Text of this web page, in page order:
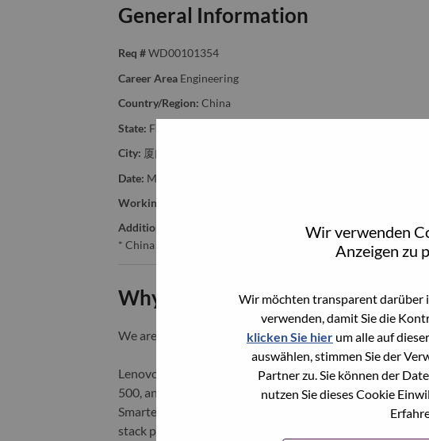
Wir verwenden
Anzeigen zu
Wir möchten transparent darüber
verwenden, damit Sie die
klicken Sie hier um alle auf
auswählen, stimmen Sie der
Partner zu. Sie können der
nutzen Sie dieses Cookie
General Information
Req # WD00101354
Career Area Engineering
Country/Region: China
State: Fujian
City: 厦门（Xiamen）
Date: Mittwoch, Juni 24, 2026
Working Time:
Additional Locations
* China - Fujian - 厦门（Xiamen）
Why Work at Lenovo
We are Lenovo. We do what we say. We own what we
Lenovo is a US$83 billion revenue global technology
500, and serving millions of customers every day in 180
Smarter Technology for All, Lenovo has built on its
stack portfolio of AI-enabled, AI-ready, and AI-optimized